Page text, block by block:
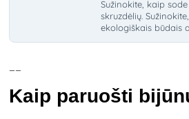
Sužinokite, kaip
skruzdėlių.
ekologiškais būdais
Kaip paruošti